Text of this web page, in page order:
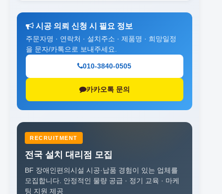
시공 의뢰 신청 시 필요 정보
주문자명 · 연락처 · 설치주소 · 제품명 · 희망일정
을 문자/카톡으로 보내주세요.
010-3840-0505
카카오톡 문의
RECRUITMENT
전국 설치 대리점 모집
BF 장애인편의시설 시공·납품 경험이 있는 업체를
모집합니다. 안정적인 물량 공급 · 정기 교육 · 마케
팅 지원 제공